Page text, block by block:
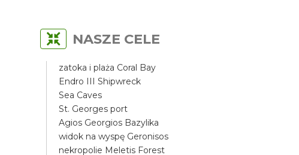
NASZE CELE
zatoka i plaża Coral Bay
Endro III Shipwreck
Sea Caves
St. Georges port
Agios Georgios Bazylika
widok na wyspę Geronisos
nekropolie Meletis Forest